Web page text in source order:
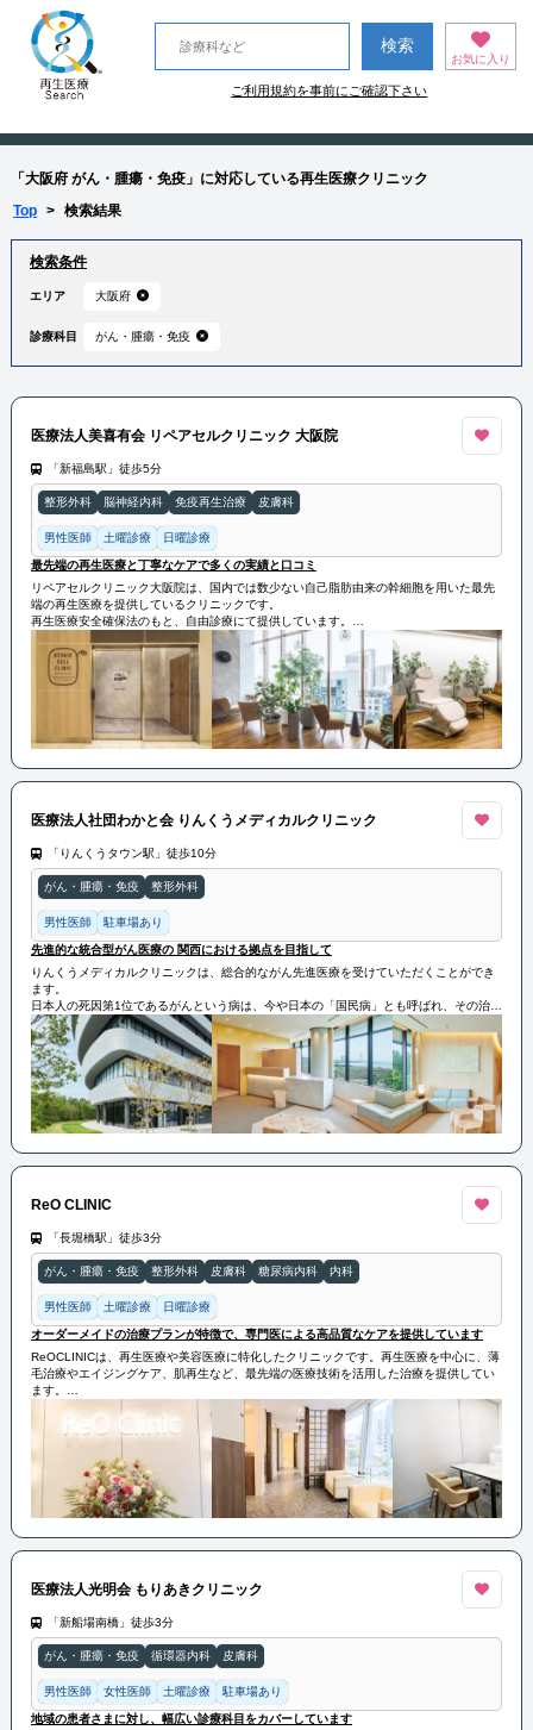
お気に入り
ご利用規約を事前にご確認下さい
「大阪府 がん・腫瘍・免疫」に対応している再生医療クリニック
Top > 検索結果
検索条件
エリア 大阪府
診療科目 がん・腫瘍・免疫
医療法人美喜有会 リペアセルクリニック 大阪院
「新福島駅」徒歩5分
整形外科 脳神経内科 免疫再生治療 皮膚科
男性医師 土曜診療 日曜診療
最先端の再生医療と丁寧なケアで多くの実績と口コミ
リペアセルクリニック大阪院は、国内では数少ない自己脂肪由来の幹細胞を用いた最先
端の再生医療を提供しているクリニックです。
再生医療安全確保法のもと、自由診療にて提供しています。
当院では、「脳卒中」「ヘルニア」「脊髄損傷」「変形性ひざ関節症」「変形性股関節
症」「肩腱板断裂」などの治療を行っております。
特に、国内で初めて厚生労働省へ届出し、受理された「分化誘導による関節の再生医
療」という先進技術で、従来の再生医療（幹細胞治療）に比べてより強い再生能力をも
った幹細胞の治療が可能になりました。
この技術は、関節軟骨の再生を促進し、関節の機能回復を助けるものです。
さらに優れた技術により、冷凍せずその都度生きたまま培養した幹細胞を投与できるた
リペアセルクリニック大阪院は豊富な症例数と優れた治療効果で知られ、再生医療に精
これまでの実績が認められ、様々な著書の執筆やテレビなどのメディアからも多くの取
材を受けています。
医療法人社団わかと会 りんくうメディカルクリニック
「りんくうタウン駅」徒歩10分
がん・腫瘍・免疫 整形外科
男性医師 駐車場あり
先進的な統合型がん医療の 関西における拠点を目指して
りんくうメディカルクリニックは、総合的ながん先進医療を受けていただくことができ
ます。
日本人の死因第1位であるがんという病は、今や日本の「国民病」とも呼ばれ、その治療
法はバイオテクノロジーの発展と共に技術進化を遂げていますが、未だ根治には至って
おりません。
私たちは研究機関・医療機関と密接に連携し、がん先進医療・早期発見・予防再発防止
に取り組んでいます。
患者様お一人おひとりに適した先進医療技術を提供することにより、共にがんと戦うパ
ートナーでありたいと考えています。
ReO CLINIC
「長堀橋駅」徒歩3分
がん・腫瘍・免疫 整形外科 皮膚科 糖尿病内科 内科
男性医師 土曜診療 日曜診療
オーダーメイドの治療プランが特徴で、専門医による高品質なケアを提供しています
ReOCLINICは、再生医療や美容医療に特化したクリニックです。再生医療を中心に、薄
毛治療やエイジングケア、肌再生など、最先端の医療技術を活用した治療を提供してい
ます。
患者様一人ひとりのニーズに応じたオーダーメイドの治療プランが特徴で、専門医によ
る高品質なケアを提供しています。落ち着いた空間でプライバシーに配慮した治療環境
も整っています。
医療法人光明会 もりあきクリニック
「新船場南橋」徒歩3分
がん・腫瘍・免疫 循環器内科 皮膚科
男性医師 女性医師 土曜診療 駐車場あり
地域の患者さまに対し、幅広い診療科目をカバーしています